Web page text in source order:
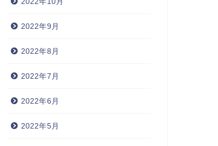
2022年9月
2022年8月
2022年7月
2022年6月
2022年5月